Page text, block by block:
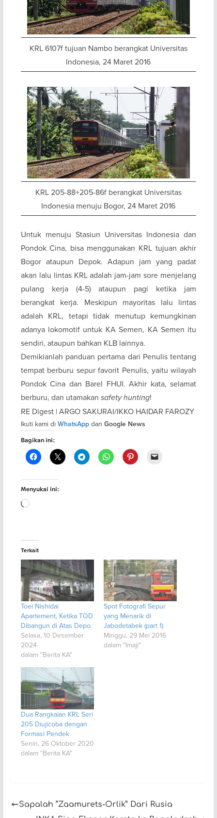
KRL 6107f tujuan Nambo berangkat Universitas
Indonesia, 24 Maret 2016
KRL 205-88+205-86f berangkat Universitas
Indonesia menuju Bogor, 24 Maret 2016
Untuk menuju Stasiun Universitas Indonesia dan
Pondok Cina, bisa menggunakan KRL tujuan akhir
Bogor ataupun Depok. Adapun jam yang padat
akan lalu lintas KRL adalah jam-jam sore menjelang
pulang kerja (4-5) ataupun pagi ketika jam
berangkat kerja. Meskipun mayoritas lalu lintas
adalah KRL, tetapi tidak menutup kemungkinan
adanya lokomotif untuk KA Semen, KA Semen itu
sendiri, ataupun bahkan KLB lainnya.
Demikianlah panduan pertama dari Penulis tentang
tempat berburu sepur favorit Penulis, yaitu wilayah
Pondok Cina dan Barel FHUI. Akhir kata, selamat
berburu, dan utamakan safety hunting!
RE Digest | ARGO SAKURAI/IKKO HAIDAR FAROZY
Ikuti kami di WhatsAppdan Google News
Bagikan ini:
Menyukai ini:
Memuat...
Terkait
Toei Nishidai
Apartement, Ketika TOD
Dibangun di Atas Depo
Selasa, 10 Desember
2024
dalam "Berita KA"
Spot Fotografi Sepur
yang Menarik di
Jabodetabek (part 1)
Minggu, 29 Mei 2016
dalam "Imaji"
Dua Rangkaian KRL Seri
205 Diujicoba dengan
Formasi Pendek
Senin, 26 Oktober 2020
dalam "Berita KA"
Sapalah “Zaamurets-Orlik” Dari Rusia